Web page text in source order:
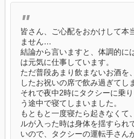
皆さん、ご心配をおかけして本
ません…
結論から言いますと、体調的に
は元気に仕事しています。
ただ普段あまり飲まないお酒を
したお祝いの席で飲み過ぎてし
それで夜中2時にタクシーに乗
う途中で寝てしまいました。
もともと一度寝たら起きなくて
ルが入った時は身体を揺すられ
いので、タクシーの運転手さん